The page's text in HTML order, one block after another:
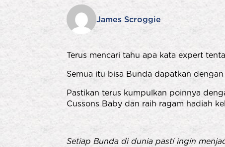
James Scroggie
Terus mencari tahu apa kata expert
Semua itu bisa Bunda dapatkan
Pastikan terus kumpulkan poinnya
Cussons Baby dan raih ragam hadiah
Setiap Bunda di dunia pasti ingin